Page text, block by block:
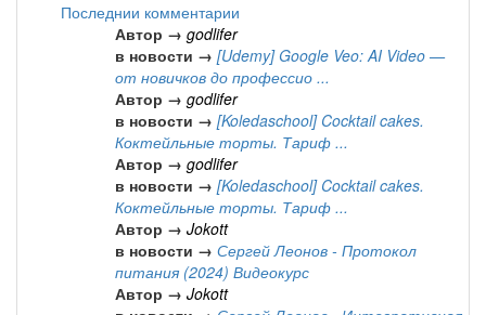
Последнии комментарии
Автор → godlifer
в новости → [Udemy] Google Veo: AI Video —
от новичков до профессио ...
Автор → godlifer
в новости → [Koledaschool] Cocktail cakes.
Коктейльные торты. Тариф ...
Автор → godlifer
в новости → [Koledaschool] Cocktail cakes.
Коктейльные торты. Тариф ...
Автор → Jokott
в новости → Сергей Леонов - Протокол
питания (2024) Видеокурс
Автор → Jokott